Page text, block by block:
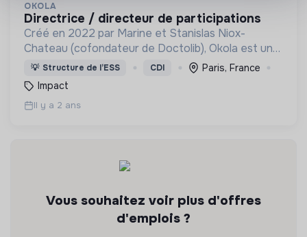
OKOLA
directrice / directeur de participations
Créé en 2022 par Marine et Stanislas Niox-
Chateau (cofondateur de Doctolib), Okola est un
fonds de dotation dédié à améliorer le bien-être
des enfants en France.
💡 Structure de l’ESS CDI
Paris, France
Impact
Il y a 2 ans
Vous souhaitez voir plus d'offres
d'emplois ?